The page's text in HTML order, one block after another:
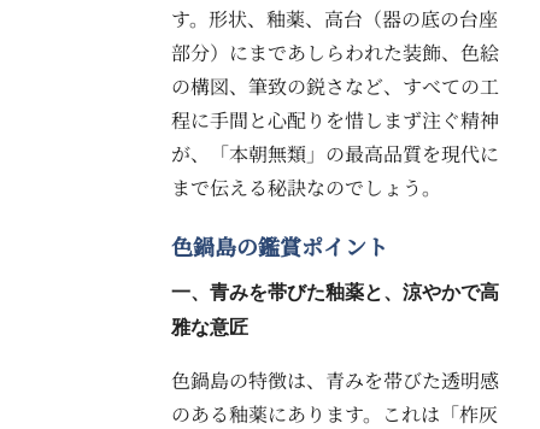
す。形状、釉薬、高台（器の底の台座
部分）にまであしらわれた装飾、色絵
の構図、筆致の鋭さなど、すべての工
程に手間と心配りを惜しまず注ぐ精神
が、「本朝無類」の最高品質を現代に
まで伝える秘訣なのでしょう。
色鍋島の鑑賞ポイント
一、青みを帯びた釉薬と、涼やかで高
雅な意匠
色鍋島の特徴は、青みを帯びた透明感
のある釉薬にあります。これは「柞灰